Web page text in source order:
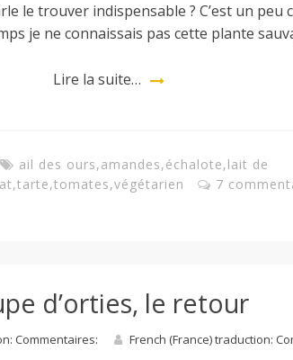
le trouver indispensable ? C’est un peu
je ne connaissais pas cette plante
Lire la suite…
ail des ours,amandes,échalote,lait de
,tarte,tomates,végétarien 7
d’orties, le retour
Commentaires: French (France) traduction: